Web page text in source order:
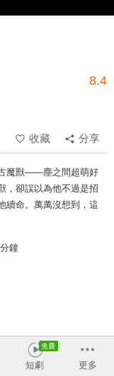
8.4
收藏
分享
魔獸——塵之間超萌好
，卻誤以為他不過是招
續命。萬萬沒想到，這
鐘
短劇 更多